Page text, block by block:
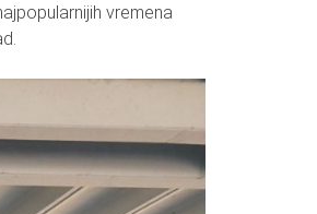
vremena